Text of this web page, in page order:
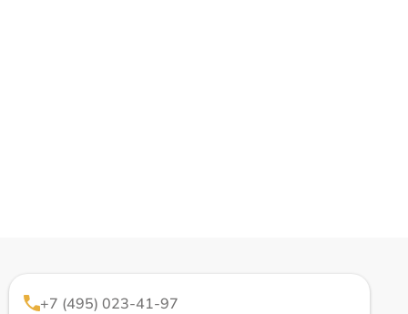
+7 (495) 023-41-97